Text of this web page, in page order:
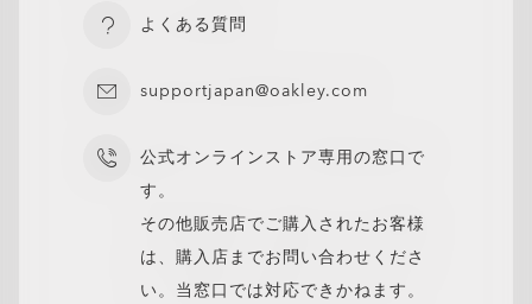
よくある質問
supportjapan@oakley.com
公式オンラインストア専用の窓口で
す。
その他販売店でご購入されたお客様
は、購入店までお問い合わせくださ
い。当窓口では対応できかねます。